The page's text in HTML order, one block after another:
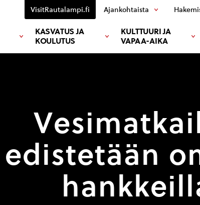
KASVATUS JA
KOULUTUS
KULTTUURI JA
VAPAA-AIKA
VisitRautalampi.fi Ajankohtaista
edistetään